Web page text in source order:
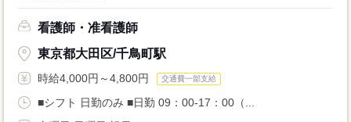
看護師・准看護師
東京都大田区/千鳥町駅
時給4,000円～4,800円 交通費一部支給
■シフト 日勤のみ ■日勤 09：00-17：00（...